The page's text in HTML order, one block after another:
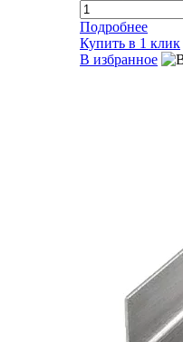
Подробнее
Купить в 1 клик
В избранное